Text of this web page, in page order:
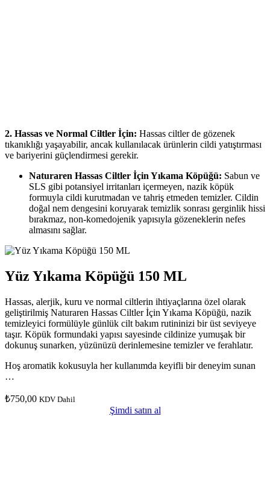
2. Hassas ve Normal Ciltler İçin: Hassas ciltler de gözenek
tıkanıklığı yaşayabilir, ancak kullanılacak ürünlerin cildi yatıştırması
ve bariyerini güçlendirmesi gerekir.
Naturaren Hassas Ciltler İçin Yıkama Köpüğü: Sabun ve
SLS gibi potansiyel irritanları içermeyen, nazik köpük
formuyla cildi kurutmadan ve tahriş etmeden temizler. Cildin
doğal nem dengesini koruyarak temizlik sonrası gerginlik hissi
bırakmaz, non-komedojenik yapısıyla gözeneklerin nefes
almasını sağlar.
Yüz Yıkama Köpüğü 150 ML
Hassas, alerjik, kuru ve normal ciltlerin ihtiyaçlarına özel olarak
geliştirilmiş Naturaren Hassas Ciltler İçin Yıkama Köpüğü, nazik
temizleyici formülüyle günlük cilt bakım rutininizi bir üst seviyeye
taşır. Köpük formundaki yapısı sayesinde cildinize yumuşak bir
dokunuş sunarken, yüzünüzü derinlemesine temizler ve ferahlatır.
Hoş aromatik kokusuyla her kullanımda keyifli bir deneyim sunan
…
₺750,00 KDV Dahil
Şimdi satın al